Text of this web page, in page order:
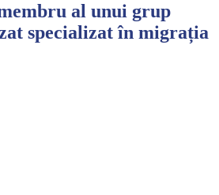
al unui grup
specializat în migrația